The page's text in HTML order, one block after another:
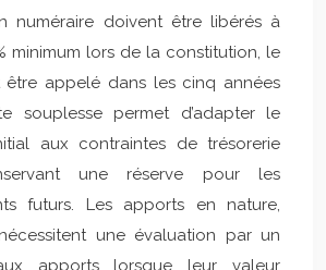
numéraire doivent être libérés à
minimum lors de la constitution, le
appelé dans les cinq années
souplesse permet d’adapter le
aux contraintes de trésorerie
une réserve pour les
futurs. Les apports en nature,
une évaluation par un
apports lorsque leur valeur